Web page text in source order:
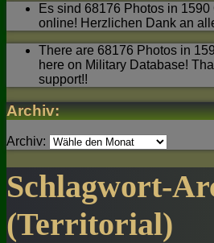
Es sind 68176 Photos in 1590
online! Herzlichen Dank an
There are 68176 Photos in
here on Military Database!
support!!
Archiv:
Archiv:
Schlagwort-
(Territorial)